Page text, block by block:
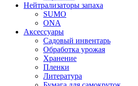
Нейтрализаторы запаха
SUMO
ONA
Аксессуары
Садовый инвентарь
Обработка урожая
Хранение
Пленки
Литература